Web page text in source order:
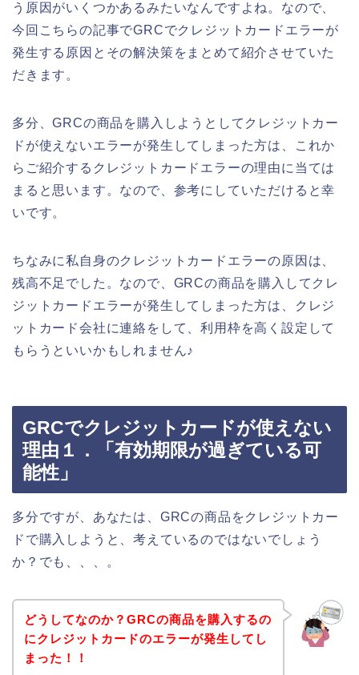
う原因がいくつかあるみたいなんですよね。なので、
今回こちらの記事でGRCでクレジットカードエラーが
発生する原因とその解決策をまとめて紹介させていた
だきます。
多分、GRCの商品を購入しようとしてクレジットカー
ドが使えないエラーが発生してしまった方は、これか
らご紹介するクレジットカードエラーの理由に当ては
まると思います。なので、参考にしていただけると幸
いです。
ちなみに私自身のクレジットカードエラーの原因は、
残高不足でした。なので、GRCの商品を購入してクレ
ジットカードエラーが発生してしまった方は、クレジ
ットカード会社に連絡をして、利用枠を高く設定して
もらうといいかもしれません♪
GRCでクレジットカードが使えない
理由１．「有効期限が過ぎている可
能性」
多分ですが、あなたは、GRCの商品をクレジットカー
ドで購入しようと、考えているのではないでしょう
か？でも、、、。
どうしてなのか？GRCの商品を購入するの
にクレジットカードのエラーが発生してし
まった！！